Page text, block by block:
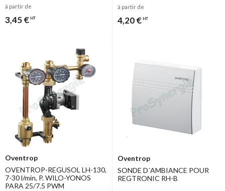
à partir de
3,45 € HT
à partir de
4,20 € HT
Oventrop
OVENTROP-REGUSOL LH-130,
7-30 l/min, P. WILO-YONOS
PARA 25/7.5 PWM
Oventrop
SONDE D´AMBIANCE POUR
REGTRONIC RH-B